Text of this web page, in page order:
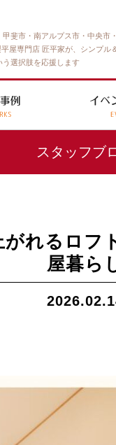
甲斐市・南アルプス市・中央市
平屋専門店 匠平家が、シンプル
う選択肢を応援します
スタッフブ
がれるロ
屋暮ら